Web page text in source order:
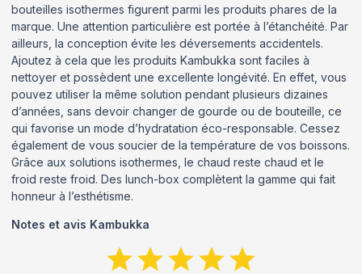
bouteilles isothermes figurent parmi les produits phares de la
marque. Une attention particulière est portée à l’étanchéité. Par
ailleurs, la conception évite les déversements accidentels.
Ajoutez à cela que les produits Kambukka sont faciles à
nettoyer et possèdent une excellente longévité. En effet, vous
pouvez utiliser la même solution pendant plusieurs dizaines
d’années, sans devoir changer de gourde ou de bouteille, ce
qui favorise un mode d’hydratation éco-responsable. Cessez
également de vous soucier de la température de vos boissons.
Grâce aux solutions isothermes, le chaud reste chaud et le
froid reste froid. Des lunch-box complètent la gamme qui fait
honneur à l’esthétisme.
Notes et avis Kambukka